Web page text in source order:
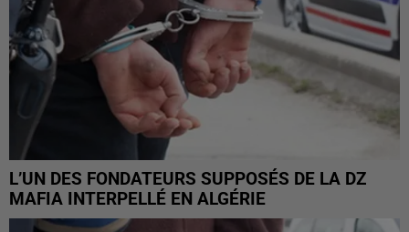
L’UN DES FONDATEURS SUPPOSÉS DE LA DZ
MAFIA INTERPELLÉ EN ALGÉRIE